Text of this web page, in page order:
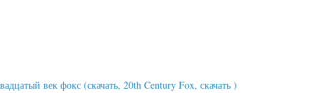
век фокс (скачать, 20th Century Fox, скачать )